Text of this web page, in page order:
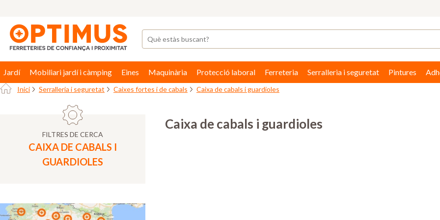
Jardí Mobiliari jardí i càmping Eines Maquinària Protecció laboral Ferreteria Serralleria i seguretat Pintures
Inici Serralleria i seguretat Caixes fortes i de cabals Caixa de cabals i guardioles
FILTRES DE CERCA
CAIXA DE CABALS I
GUARDIOLES
Caixa de cabals i guardioles